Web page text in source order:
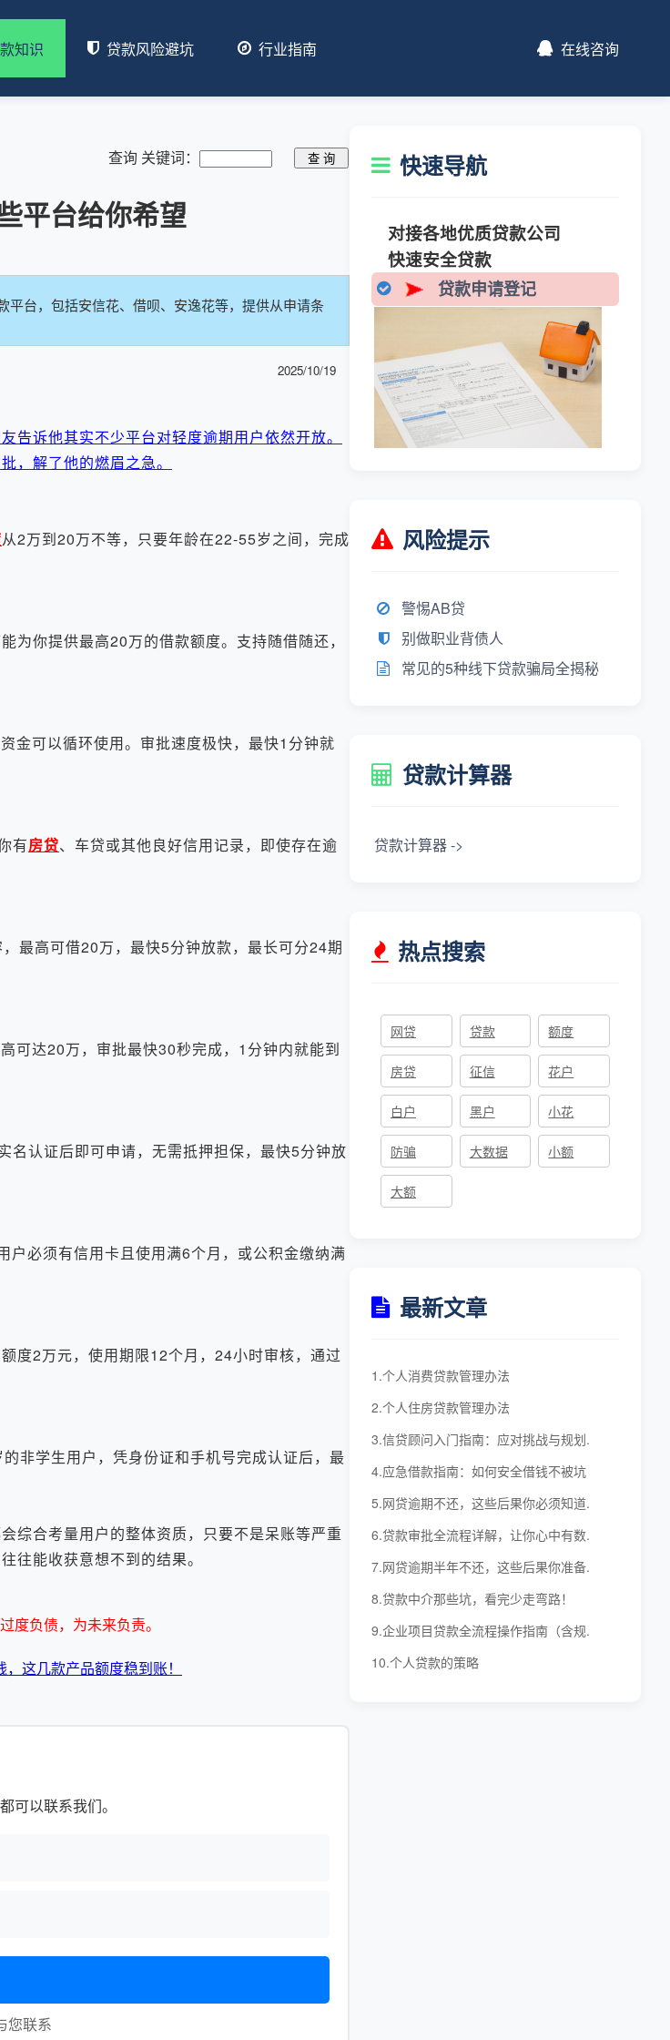
知识 贷款风险避坑 行业指南 在线咨询
查询 关键词：
平台给你希望
台，包括安信花、借呗、安逸花等，提供从申请条
2025/10/19
诉他其实不少平台对轻度逾期用户依然开放。
，解了他的燃眉之急。
从2万到20万不等，只要年龄在22-55岁之间，完成
你提供最高20万的借款额度。支持随借随还，
可以循环使用。审批速度极快，最快1分钟就
有房贷、车贷或其他良好信用记录，即使存在逾
高可借20万，最快5分钟放款，最长可分24期
达20万，审批最快30秒完成，1分钟内就能到
认证后即可申请，无需抵押担保，最快5分钟放
必须有信用卡且使用满6个月，或公积金缴纳满
2万元，使用期限12个月，24小时审核，通过
学生用户，凭身份证和手机号完成认证后，最
合考量用户的整体资质，只要不是呆账等严重
往能收获意想不到的结果。
度负债，为未来负责。
这几款产品额度稳到账！
可以联系我们。
您联系
快速导航
对接各地优质贷款公司
快速安全贷款
贷款申请登记
风险提示
警惕AB贷
别做职业背债人
常见的5种线下贷款骗局全揭秘
贷款计算器
贷款计算器 ->
热点搜索
网贷 贷款 额度
房贷 征信 花户
白户 黑户 小花
防骗 大数据 小额
大额
最新文章
1.个人消费贷款管理办法
2.个人住房贷款管理办法
3.信贷顾问入门指南：应对挑战与规划.
4.应急借款指南：如何安全借钱不被坑
5.网贷逾期不还，这些后果你必须知道.
6.贷款审批全流程详解，让你心中有数.
7.网贷逾期半年不还，这些后果你准备.
8.贷款中介那些坑，看完少走弯路！
9.企业项目贷款全流程操作指南（含规.
10.个人贷款的策略